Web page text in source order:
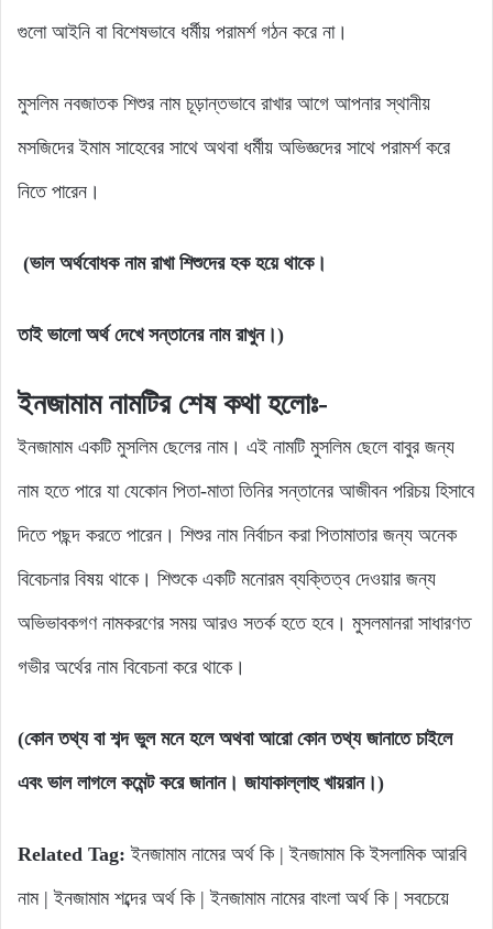
গুলো আইনি বা বিশেষভাবে ধর্মীয় পরামর্শ গঠন করে না।
মুসলিম নবজাতক শিশুর নাম চূড়ান্তভাবে রাখার আগে আপনার স্থানীয়
মসজিদের ইমাম সাহেবের সাথে অথবা ধর্মীয় অভিজ্ঞদের সাথে পরামর্শ করে
নিতে পারেন।
(ভাল অর্থবোধক নাম রাখা শিশুদের হক হয়ে থাকে।
তাই ভালো অর্থ দেখে সন্তানের নাম রাখুন।)
ইনজামাম নামটির শেষ কথা হলোঃ-
ইনজামাম একটি মুসলিম ছেলের নাম। এই নামটি মুসলিম ছেলে বাবুর জন্য
নাম হতে পারে যা যেকোন পিতা-মাতা তিনির সন্তানের আজীবন পরিচয় হিসাবে
দিতে পছন্দ করতে পারেন। শিশুর নাম নির্বাচন করা পিতামাতার জন্য অনেক
বিবেচনার বিষয় থাকে। শিশুকে একটি মনোরম ব্যক্তিত্ব দেওয়ার জন্য
অভিভাবকগণ নামকরণের সময় আরও সতর্ক হতে হবে। মুসলমানরা সাধারণত
গভীর অর্থের নাম বিবেচনা করে থাকে।
(কোন তথ্য বা শব্দ ভুল মনে হলে অথবা আরো কোন তথ্য জানাতে চাইলে
এবং ভাল লাগলে কমেন্ট করে জানান। জাযাকাল্লাহু খায়রান।)
Related Tag: ইনজামাম নামের অর্থ কি | ইনজামাম কি ইসলামিক আরবি
নাম | ইনজামাম শব্দের অর্থ কি | ইনজামাম নামের বাংলা অর্থ কি | সবচেয়ে